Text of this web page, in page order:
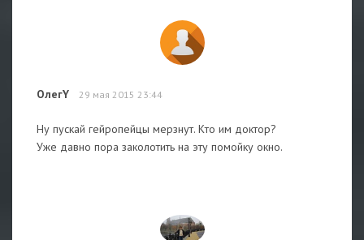
ОлегY 29 мая 2015 23:44
Ну пускай гейропейцы мерзнут. Кто им доктор?
Уже давно пора заколотить на эту помойку окно.